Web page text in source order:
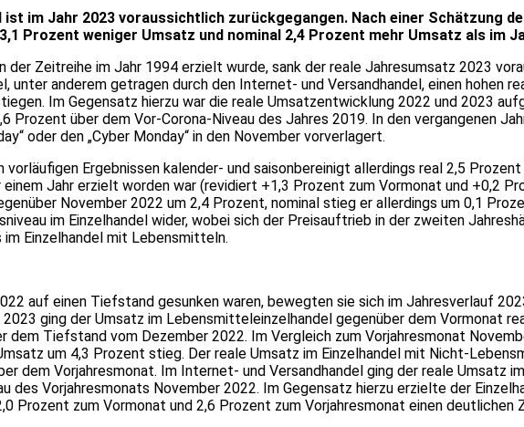
im Jahr 2023 voraussichtlich zurückgegangen. Nach einer Schätzung
Prozent weniger Umsatz und nominal 2,4 Prozent mehr Umsatz als im
Zeitreihe im Jahr 1994 erzielt wurde, sank der reale Jahresumsatz 2023
unter anderem getragen durch den Internet- und Versandhandel, einen hohen
Im Gegensatz hierzu war die reale Umsatzentwicklung 2022 und 2023
Prozent über dem Vor-Corona-Niveau des Jahres 2019. In den vergangenen
oder den „Cyber Monday“ in den November vorverlagert.
Ergebnissen kalender- und saisonbereinigt allerdings real 2,5
Jahr erzielt worden war (revidiert +1,3 Prozent zum Vormonat und +0,2
November 2022 um 2,4 Prozent, nominal stieg er allerdings um 0,1
im Einzelhandel wider, wobei sich der Preisauftrieb in der zweiten
Einzelhandel mit Lebensmitteln.
auf einen Tiefstand gesunken waren, bewegten sie sich im Jahresverlauf
ging der Umsatz im Lebensmitteleinzelhandel gegenüber dem Vormonat
Tiefstand vom Dezember 2022. Im Vergleich zum Vorjahresmonat
um 4,3 Prozent stieg. Der reale Umsatz im Einzelhandel mit Nicht-
dem Vorjahresmonat. Im Internet- und Versandhandel ging der reale Umsatz
des Vorjahresmonats November 2022. Im Gegensatz hierzu erzielte der
Prozent zum Vormonat und 2,6 Prozent zum Vorjahresmonat einen deutlichen